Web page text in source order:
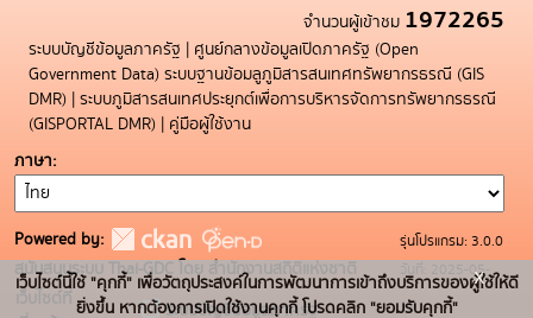
จำนวนผู้เข้าชม 1972265
ระบบบัญชีข้อมูลภาครัฐ | ศูนย์กลางข้อมูลเปิดภาครัฐ (Open
Government Data) ระบบฐานข้อมลูภูมิสารสนเทศทรัพยากรธรณี (GIS
DMR) | ระบบภูมิสารสนเทศประยุกต์เพื่อการบริหารจัดการทรัพยากรธรณี
(GISPORTAL DMR) | คู่มือผู้ใช้งาน
ภาษา
Powered by:
สนับสนุนระบบ Thai-GDC โดย สำนักงานสถิติแห่งชาติ
เว็บไซต์ที่
ระบบบัญชีข้อมูลภาครัฐ
รุ่นโปรแกรม: 3.0.0
วันที่: 2025-05-
19
เว็บไซต์นี้ใช้ "คุกกี้" เพื่อวัตถุประสงค์ในการพัฒนาการเข้าถึงบริการของผู้ใช้ให้ดี
ยิ่งขึ้น หากต้องการเปิดใช้งานคุกกี้ โปรดคลิก "ยอมรับคุกกี้"
x